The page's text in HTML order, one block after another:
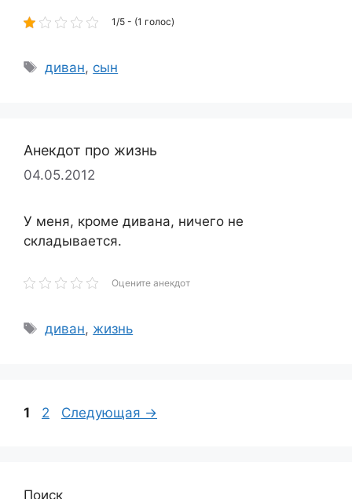
1/5 - (1 голос)
Метки
диван, сын
Анекдот про жизнь
04.05.2012
У меня, кроме дивана, ничего не
складывается.
Оцените анекдот
Метки
диван, жизнь
Страница
1 Страница
2 Следующая →
Поиск